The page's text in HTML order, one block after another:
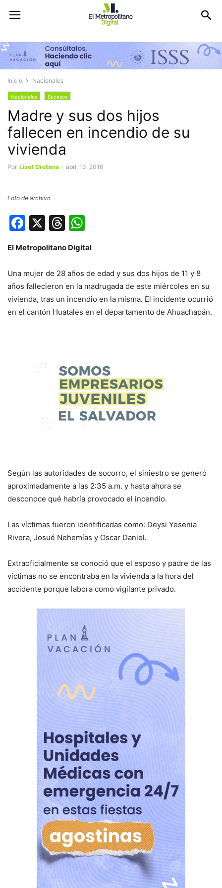
Inicio Nacionales
Nacionales Sucesos
Madre y sus dos hijos
fallecen en incendio de su
vivienda
Por Liset Orellana - abril 13, 2016
Foto de archivo
Facebook
X Threads
El Metropolitano Digital
Una mujer de 28 años de edad y sus dos hijos de 11 y 8
años fallecieron en la madrugada de este miércoles en su
vivienda, tras un incendio en la misma. El incidente ocurrió
en el cantón Huatales en el departamento de Ahuachapán.
Según las autoridades de socorro, el siniestro se generó
aproximadamente a las 2:35 a.m. y hasta ahora se
desconoce qué habría provocado el incendio.
Las víctimas fueron identificadas como: Deysi Yesenia
Rivera, Josué Nehemías y Oscar Daniel.
Extraoficialmente se conoció que el esposo y padre de las
víctimas no se encontraba en la vivienda a la hora del
accidente porque labora como vigilante privado.